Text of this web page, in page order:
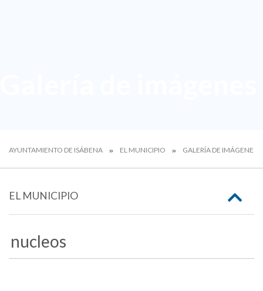
AYUNTAMIENTO DE ISÁBENA EL MUNICIPIO GALERÍA DE IMÁGENES
EL MUNICIPIO
nucleos